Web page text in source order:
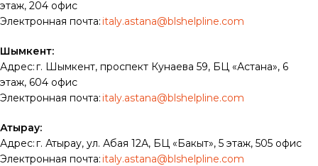
этаж, 204 офис
Электронная почта: italy.astana@blshelpline.com
Шымкент:
Адрес: г. Шымкент, проспект Кунаева 59, БЦ «Астана», 6
этаж, 604 офис
Электронная почта: italy.astana@blshelpline.com
Атырау:
Адрес: г. Атырау, ул. Абая 12А, БЦ «Бакыт», 5 этаж, 505 офис
Электронная почта: italy.astana@blshelpline.com